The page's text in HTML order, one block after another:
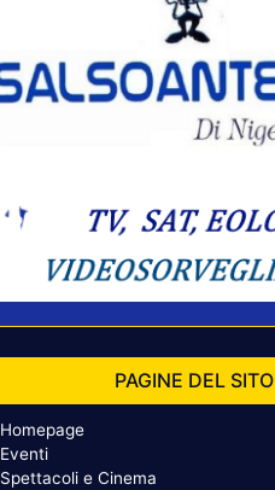
PAGINE DEL SITO
Homepage
Eventi
Spettacoli e Cinema